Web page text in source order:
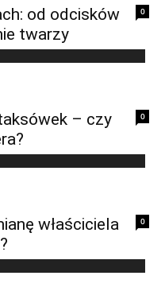
0
od odcisków
twarzy
0
– czy
0
właściciela